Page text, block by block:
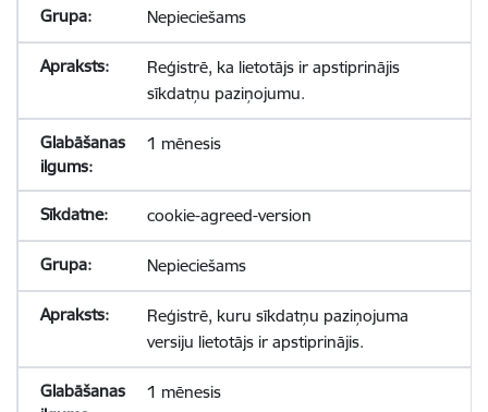
Nepieciešams
Reģistrē, ka lietotājs ir apstiprinājis
sīkdatņu paziņojumu.
1 mēnesis
cookie-agreed-version
Nepieciešams
Reģistrē, kuru sīkdatņu paziņojuma
versiju lietotājs ir apstiprinājis.
1 mēnesis